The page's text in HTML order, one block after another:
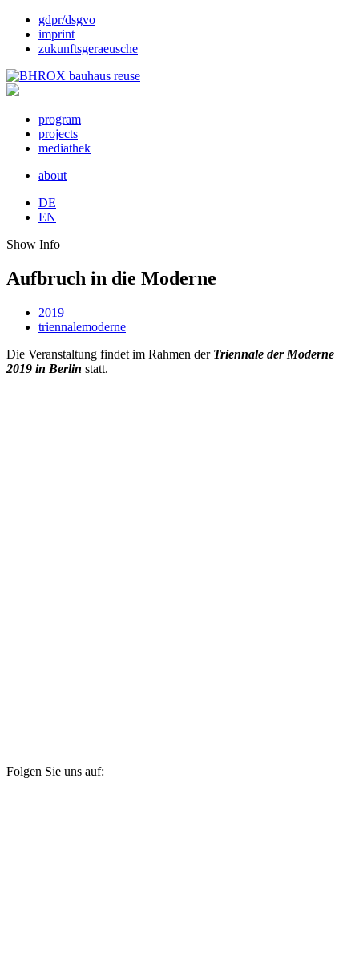
gdpr/dsgvo
imprint
zukunftsgeraeusche
program
projects
mediathek
about
DE
EN
Show Info
Aufbruch in die Moderne
2019
triennalemoderne
Die Veranstaltung findet im Rahmen der Triennale der Moderne
2019 in Berlin statt.
Folgen Sie uns auf: